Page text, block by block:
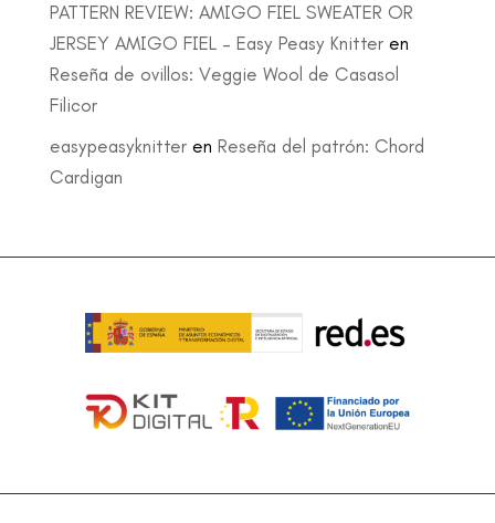
PATTERN REVIEW: AMIGO FIEL SWEATER OR
JERSEY AMIGO FIEL – Easy Peasy Knitteren
Reseña de ovillos: Veggie Wool de Casasol
Filicor
easypeasyknitteren Reseña del patrón: Chord
Cardigan